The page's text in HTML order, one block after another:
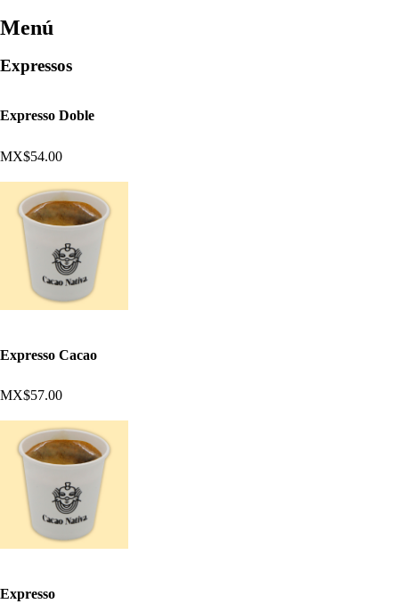
Menú
Expressos
Expresso Doble
MX$54.00
Expresso Cacao
MX$57.00
Expresso